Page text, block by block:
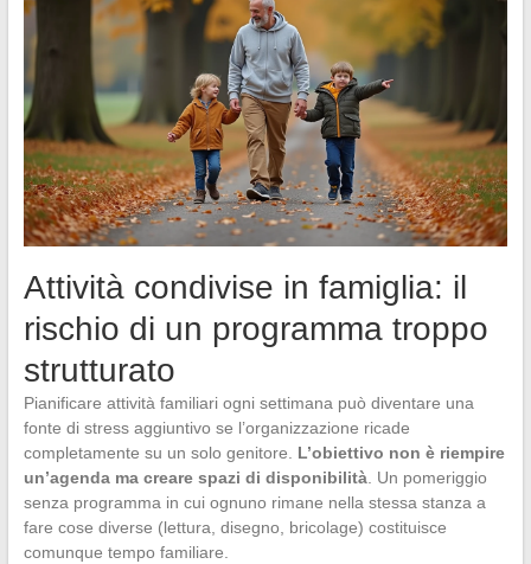
Attività condivise in famiglia: il
rischio di un programma troppo
strutturato
Pianificare attività familiari ogni settimana può diventare una
fonte di stress aggiuntivo se l’organizzazione ricade
completamente su un solo genitore. L’obiettivo non è riempire
un’agenda ma creare spazi di disponibilità. Un pomeriggio
senza programma in cui ognuno rimane nella stessa stanza a
fare cose diverse (lettura, disegno, bricolage) costituisce
comunque tempo familiare.